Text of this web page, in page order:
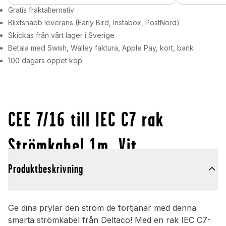
Gratis fraktalternativ
Blixtsnabb leverans (Early Bird, Instabox, PostNord)
Skickas från vårt lager i Sverige
Betala med Swish, Walley faktura, Apple Pay, kort, bank
100 dagars öppet köp
CEE 7/16 till IEC C7 rak
Strömkabel 1m, Vit
Produktbeskrivning
Ge dina prylar den ström de förtjänar med denna
smarta strömkabel från Deltaco! Med en rak IEC C7-